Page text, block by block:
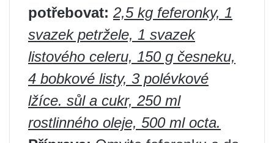
potřebovat: 2,5 kg feferonky, 1
svazek petržele, 1 svazek
listového celeru, 150 g česneku,
4 bobkové listy, 3 polévkové
lžíce. sůl a cukr, 250 ml
rostlinného oleje, 500 ml octa.